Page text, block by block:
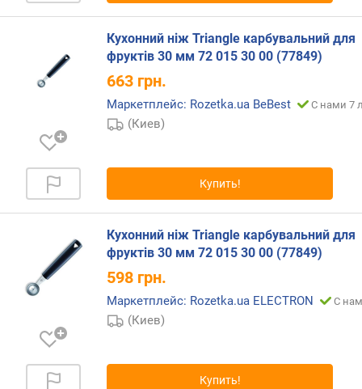
Кухонний ніж Triangle карбувальний для
фруктів 30 мм 72 015 30 00 (77849)
663 грн.
Маркетплейс: Rozetka.ua BeBest С нами 7
(Киев)
Купить!
Кухонний ніж Triangle карбувальний для
фруктів 30 мм 72 015 30 00 (77849)
598 грн.
Маркетплейс: Rozetka.ua ELECTRON С
(Киев)
Купить!